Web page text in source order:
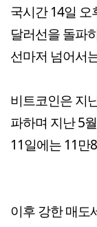
국시간 14일
달러선을 돌파
선마저 넘어서
비트코인은 지
파하며 지난 5
11일에는 11만
이후 강한 매도